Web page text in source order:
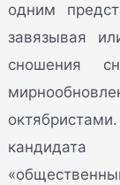
одним
завязывая
сношения